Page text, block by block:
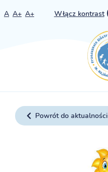
A A+ A+ Włącz kontrast
Powrót do aktualności